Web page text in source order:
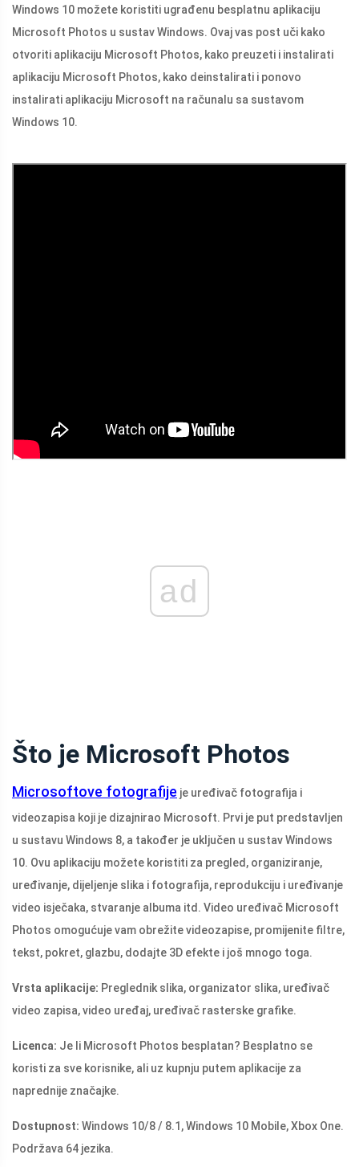
Windows 10 možete koristiti ugrađenu besplatnu aplikaciju
Microsoft Photos u sustav Windows. Ovaj vas post uči kako
otvoriti aplikaciju Microsoft Photos, kako preuzeti i instalirati
aplikaciju Microsoft Photos, kako deinstalirati i ponovo
instalirati aplikaciju Microsoft na računalu sa sustavom
Windows 10.
ad
Što je Microsoft Photos
Microsoftove fotografije je uređivač fotografija i
videozapisa koji je dizajnirao Microsoft. Prvi je put predstavljen
u sustavu Windows 8, a također je uključen u sustav Windows
10. Ovu aplikaciju možete koristiti za pregled, organiziranje,
uređivanje, dijeljenje slika i fotografija, reprodukciju i uređivanje
video isječaka, stvaranje albuma itd. Video uređivač Microsoft
Photos omogućuje vam obrežite videozapise, promijenite filtre,
tekst, pokret, glazbu, dodajte 3D efekte i još mnogo toga.
Vrsta aplikacije: Preglednik slika, organizator slika, uređivač
video zapisa, video uređaj, uređivač rasterske grafike.
Licenca: Je li Microsoft Photos besplatan? Besplatno se
koristi za sve korisnike, ali uz kupnju putem aplikacije za
naprednije značajke.
Dostupnost: Windows 10/8 / 8.1, Windows 10 Mobile, Xbox One.
Podržava 64 jezika.